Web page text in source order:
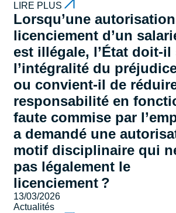
LIRE PLUS
Lorsqu’une
licenciement d’un
est illégale, l’État doit-
l’intégralité du
ou convient-il de
responsabilité en
faute commise par
a demandé une
motif disciplinaire qui
pas légalement le
licenciement ?
13/03/2026
Actualités